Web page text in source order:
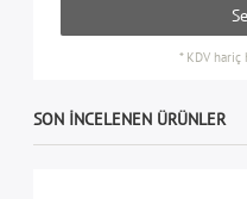
* KDV hariç
SON INCELENEN ÜRÜNLER